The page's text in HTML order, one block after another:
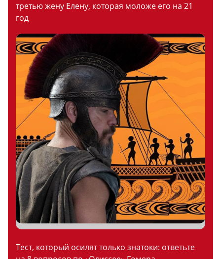
третью жену Елену, которая моложе его на 21
год
Тест, который осилят только знатоки: ответьте